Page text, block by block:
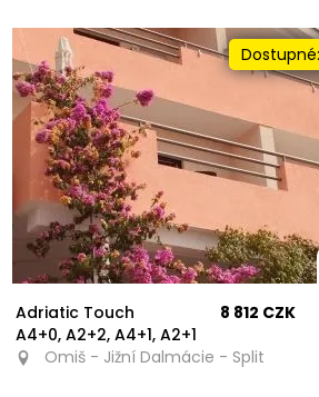
Adriatic Touch
A4+0, A2+2, A4+1, A2+1
8 812 CZK
Omiš - Jižní Dalmácie - Split